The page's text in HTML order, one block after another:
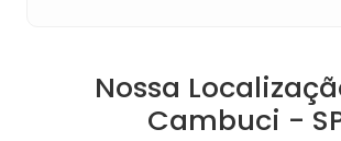
Nossa
Cambuci -